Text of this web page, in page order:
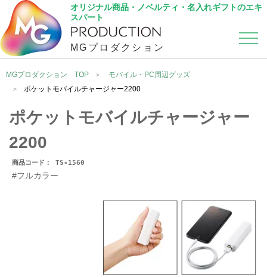
オリジナル商品・ノベルティ・名入れギフトのエキ
スパート
MGプロダクション
カテゴリから選ぶ こだわり検索
MGプロダクション TOP
モバイル・PC周辺グッズ
ポケットモバイルチャージャー2200
ポケットモバイルチャージャー
2200
商品コード： TS-1560
#フルカラー